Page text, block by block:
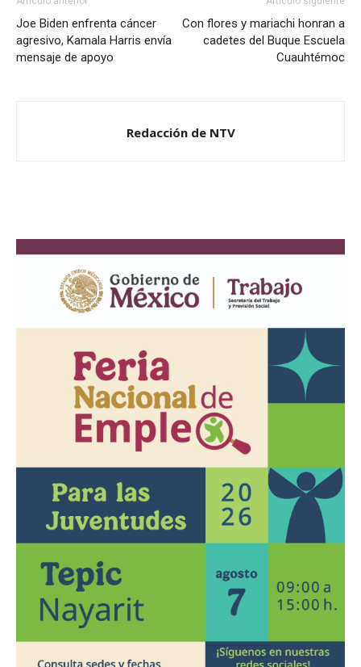
Joe Biden enfrenta cáncer
agresivo, Kamala Harris envía
mensaje de apoyo
Con flores y mariachi honran a
cadetes del Buque Escuela
Cuauhtémoc
Redacción de NTV